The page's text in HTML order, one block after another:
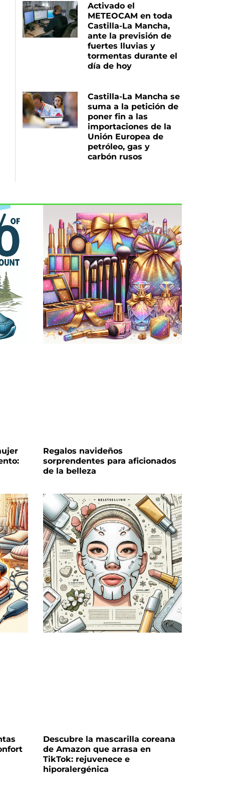
Activado el
METEOCAM en toda
Castilla-La Mancha,
ante la previsión de
fuertes lluvias y
tormentas durante el
día de hoy
Castilla-La Mancha se
suma a la petición de
poner fin a las
importaciones de la
Unión Europea de
petróleo, gas y
carbón rusos
Regalos navideños
sorprendentes para aficionados
de la belleza
Descubre la mascarilla coreana
de Amazon que arrasa en
TikTok: rejuvenece e
hiporalergénica